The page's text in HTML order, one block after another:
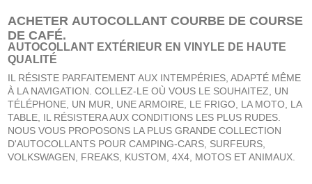
ACHETER AUTOCOLLANT COURBE DE COURSE
DE CAFÉ.
AUTOCOLLANT EXTÉRIEUR EN VINYLE DE HAUTE
QUALITÉ
IL RÉSISTE PARFAITEMENT AUX INTEMPÉRIES, ADAPTÉ MÊME
À LA NAVIGATION. COLLEZ-LE OÙ VOUS LE SOUHAITEZ, UN
TÉLÉPHONE, UN MUR, UNE ARMOIRE, LE FRIGO, LA MOTO, LA
TABLE, IL RÉSISTERA AUX CONDITIONS LES PLUS RUDES.
NOUS VOUS PROPOSONS LA PLUS GRANDE COLLECTION
D'AUTOCOLLANTS POUR CAMPING-CARS, SURFEURS,
VOLKSWAGEN, FREAKS, KUSTOM, 4X4, MOTOS ET ANIMAUX.